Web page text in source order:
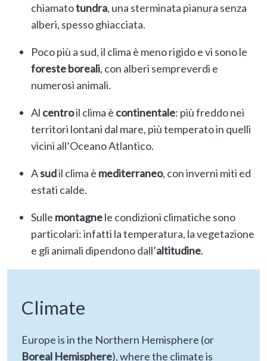
chiamatotundra, una sterminata pianura senza
alberi, spesso ghiacciata.
Poco più a sud, il clima è meno rigido e vi sono le
foreste boreali, con alberi sempreverdi e
numerosi animali.
Al centroil clima è continentale: più freddo nei
territori lontani dal mare, più temperato in quelli
vicini all’Oceano Atlantico.
Asudil clima è mediterraneo, con inverni miti ed
estati calde.
Sulle montagnele condizioni climatiche sono
particolari: infatti la temperatura, la vegetazione
e gli animali dipendono dall’altitudine.
Climate
Europe is in the Northern Hemisphere (or
Boreal Hemisphere), where the climate is